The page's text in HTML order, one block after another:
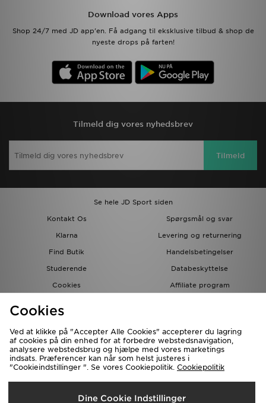
Download vores Apps
Shop 24/7 med JD app'en. Få adgang til eksklusive tilbud & shop de
nyeste drops på farten!
Tilmeld dig vores nyhedsbrev
Tilmeld
Se hele JD Sport siden
Kontakt Os
Spørgsmål og svar
Klarna
Levering og returnering
Find Butik
Handelsbetingelser
Studerende
Databeskyttelse
Cookies
Affiliate program
Forsendelse Til
Danmark
Cookies
Ved at klikke på "Accepter Alle Cookies" accepterer du lagring
af cookies på din enhed for at forbedre webstedsnavigation,
analysere webstedsbrug og hjælpe med vores marketings
indsats. Præferencer kan når som helst justeres i
"Cookieindstillinger ". Se vores Cookiepolitik. Cookiepolitik
Dine Cookie Indstillinger